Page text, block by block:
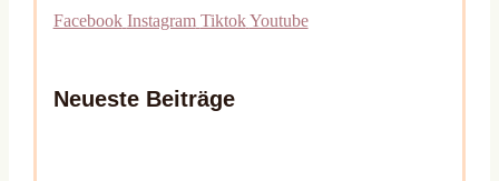
Facebook Instagram Tiktok Youtube
Neueste Beiträge